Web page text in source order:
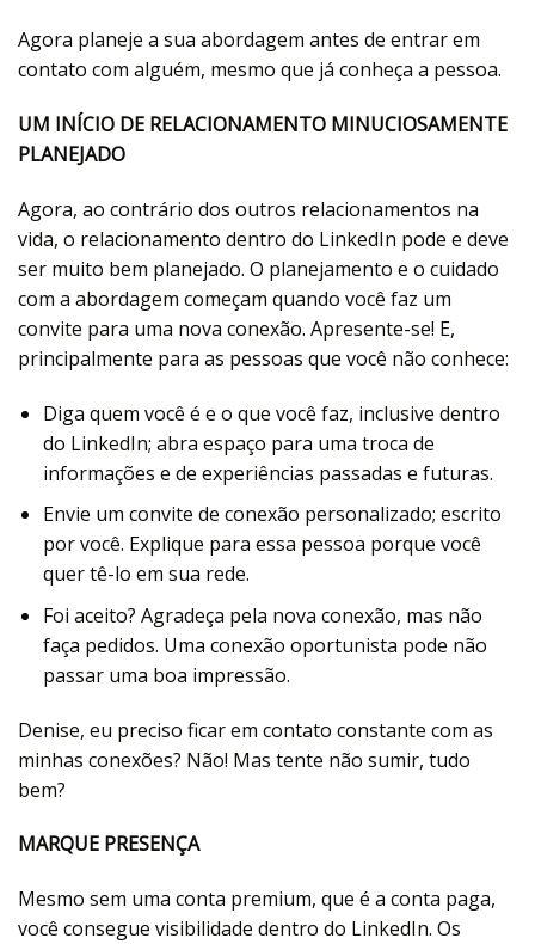
Agora planeje a sua abordagem antes de entrar em
contato com alguém, mesmo que já conheça a pessoa.
UM INÍCIO DE RELACIONAMENTO MINUCIOSAMENTE
PLANEJADO
Agora, ao contrário dos outros relacionamentos na
vida, o relacionamento dentro do LinkedIn pode e deve
ser muito bem planejado. O planejamento e o cuidado
com a abordagem começam quando você faz um
convite para uma nova conexão. Apresente-se! E,
principalmente para as pessoas que você não conhece:
Diga quem você é e o que você faz, inclusive dentro
do LinkedIn; abra espaço para uma troca de
informações e de experiências passadas e futuras.
Envie um convite de conexão personalizado; escrito
por você. Explique para essa pessoa porque você
quer tê-lo em sua rede.
Foi aceito? Agradeça pela nova conexão, mas não
faça pedidos. Uma conexão oportunista pode não
passar uma boa impressão.
Denise, eu preciso ficar em contato constante com as
minhas conexões? Não! Mas tente não sumir, tudo
bem?
MARQUE PRESENÇA
Mesmo sem uma conta premium, que é a conta paga,
você consegue visibilidade dentro do LinkedIn. Os